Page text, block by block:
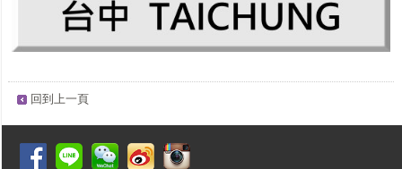
回到上一頁